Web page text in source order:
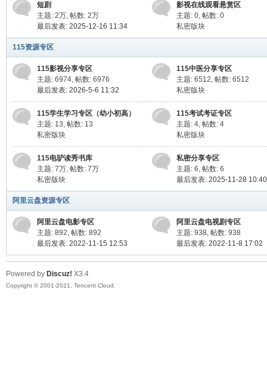
短剧
主题: 2万, 帖数: 2万
最后发表: 2025-12-16 11:34
影视在线观看悬赏区
主题: 0, 帖数: 0
私密版块
115资源专区
115影视分享专区
主题: 6974, 帖数: 6976
最后发表: 2026-5-6 11:32
115中医分享专区
主题: 6512, 帖数: 6512
私密版块
115学生学习专区（幼小初高）
主题: 13, 帖数: 13
私密版块
115考试考证专区
主题: 4, 帖数: 4
私密版块
115电驴读秀书库
主题: 7万, 帖数: 7万
私密版块
私密分享专区
主题: 6, 帖数: 6
最后发表: 2025-11-28 10:40
阿里云盘资源专区
阿里云盘电影专区
主题: 892, 帖数: 892
最后发表: 2022-11-15 12:53
阿里云盘电视剧专区
主题: 938, 帖数: 938
最后发表: 2022-11-8 17:02
Powered by Discuz! X3.4
Copyright © 2001-2021, Tencent Cloud.